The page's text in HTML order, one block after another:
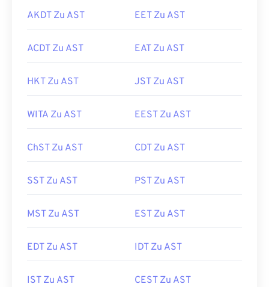
AKDT Zu AST EET Zu AST
ACDT Zu AST EAT Zu AST
HKT Zu AST JST Zu AST
WITA Zu AST EEST Zu AST
ChST Zu AST CDT Zu AST
SST Zu AST PST Zu AST
MST Zu AST EST Zu AST
EDT Zu AST IDT Zu AST
IST Zu AST CEST Zu AST